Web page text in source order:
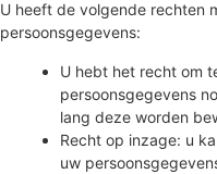
U heeft de volgende rechten
persoonsgegevens:
U hebt het recht om
persoonsgegevens
lang deze worden
Recht op inzage: u
uw